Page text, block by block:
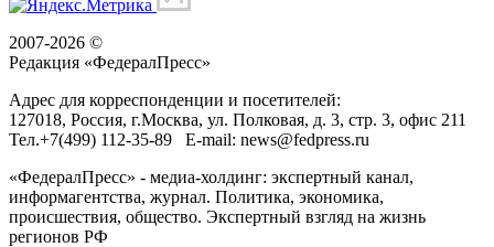
2007-2026 ©
Редакция «ФедералПресс»
Адрес для корреспонденции и посетителей:
127018, Россия, г.Москва, ул. Полковая, д. 3, стр. 3, офис 211
Тел.+7(499) 112-35-89 E-mail: news@fedpress.ru
«ФедералПресс» - медиа-холдинг: экспертный канал,
информагентства, журнал. Политика, экономика,
происшествия, общество. Экспертный взгляд на жизнь
регионов РФ